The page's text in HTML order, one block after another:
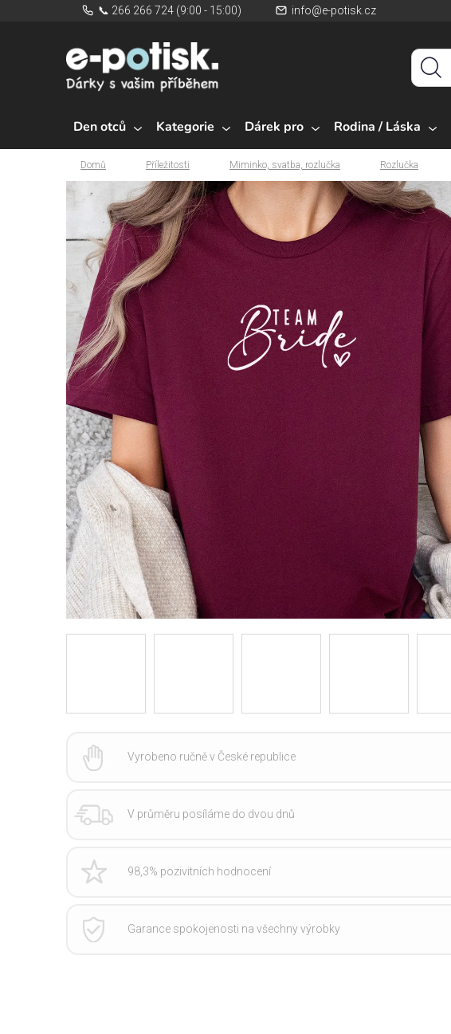
📞 266 266 724 (9:00 - 15:00) info@e-potisk.cz
Den otců Kategorie Dárek pro Rodina / Láska
Domů
Domů Příležitosti Miminko, svatba, rozlučka Rozlučka
Vyrobeno ručně v České republice
V průměru posíláme do dvou dnů
98,3% pozivitních hodnocení
Garance spokojenosti na všechny výrobky